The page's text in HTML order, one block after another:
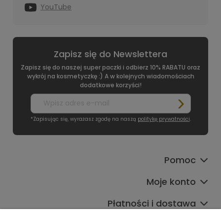
YouTube
Zapisz się do Newslettera
Zapisz się do naszej super paczki i odbierz 10% RABATU oraz
wykrój na kosmetyczkę :) A w kolejnych wiadomościach
dodatkowe korzyści!
*Zapisując się, wyrażasz zgodę na naszą politykę prywatności.
Pomoc
Moje konto
Płatności i dostawa